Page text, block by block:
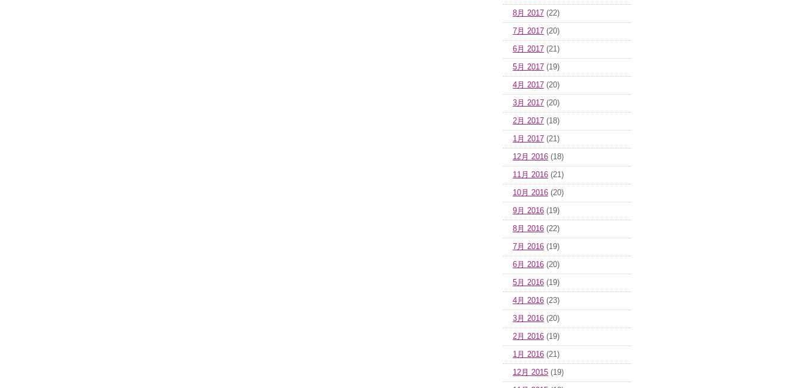
8月 2017 (22)
7月 2017 (20)
6月 2017 (21)
5月 2017 (19)
4月 2017 (20)
3月 2017 (20)
2月 2017 (18)
1月 2017 (21)
12月 2016 (18)
11月 2016 (21)
10月 2016 (20)
9月 2016 (19)
8月 2016 (22)
7月 2016 (19)
6月 2016 (20)
5月 2016 (19)
4月 2016 (23)
3月 2016 (20)
2月 2016 (19)
1月 2016 (21)
12月 2015 (19)